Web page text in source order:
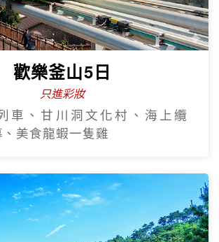
歡樂釜山5日
只進彩妝
車、甘川洞文化村、海上纜
美食龍蝦一隻雞